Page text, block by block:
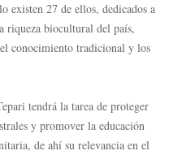
existen 27 de ellos, dedicados a
riqueza biocultural del país,
conocimiento tradicional y los
tendrá la tarea de proteger
y promover la educación
de ahí su relevancia en el